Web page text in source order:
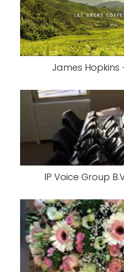
James
IP Voice Group